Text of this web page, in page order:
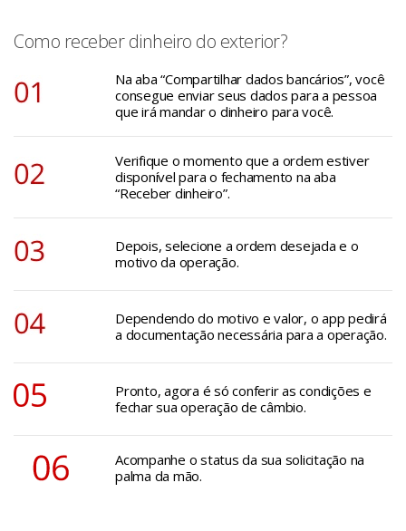
Como receber dinheiro do exterior?
Na aba “Compartilhar dados bancários”, você
consegue enviar seus dados para a pessoa
que irá mandar o dinheiro para você.
Verifique o momento que a ordem estiver
disponível para o fechamento na aba
“Receber dinheiro”.
Depois, selecione a ordem desejada e o
motivo da operação.
Dependendo do motivo e valor, o app pedirá
a documentação necessária para a operação.
Pronto, agora é só conferir as condições e
fechar sua operação de câmbio.
Acompanhe o status da sua solicitação na
palma da mão.